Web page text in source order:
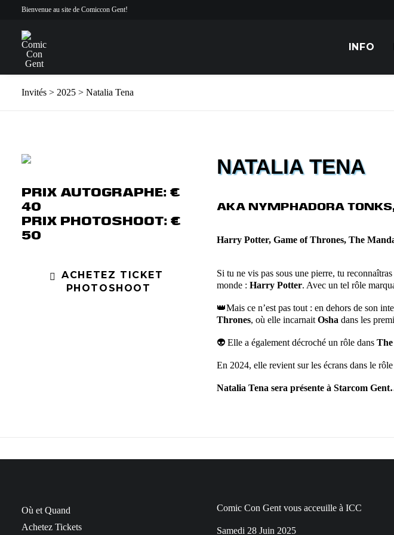
Bienvenue au site de Comiccon Gent!
INFO
Invités > 2025 > Natalia Tena
PRIX AUTOGRAPHE: €
40
PRIX PHOTOSHOOT: €
50
ACHETEZ TICKET
PHOTOSHOOT
NATALIA TENA
AKA NYMPHADORA
Harry Potter, Game of Thrones, The
Si tu ne vis pas sous une pierre, tu
monde : Harry Potter. Avec un tel rôle
👑Mais ce n’est pas tout : en dehors de son
Thrones, où elle incarnait Osha dans les
👽 Elle a également décroché un rôle dans
En 2024, elle revient sur les écrans dans le
Natalia Tena sera présente à Starcom
Où et Quand
Achetez Tickets
Comic Con Gent vous acceuille à ICC
Samedi 28 Juin 2025